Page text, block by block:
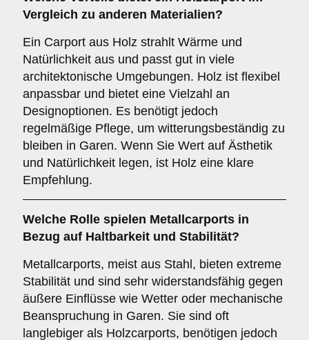
Vergleich zu anderen Materialien?
Ein Carport aus Holz strahlt Wärme und
Natürlichkeit aus und passt gut in viele
architektonische Umgebungen. Holz ist flexibel
anpassbar und bietet eine Vielzahl an
Designoptionen. Es benötigt jedoch
regelmäßige Pflege, um witterungsbeständig zu
bleiben in Garen. Wenn Sie Wert auf Ästhetik
und Natürlichkeit legen, ist Holz eine klare
Empfehlung.
Welche Rolle spielen Metallcarports in
Bezug auf Haltbarkeit und Stabilität?
Metallcarports, meist aus Stahl, bieten extreme
Stabilität und sind sehr widerstandsfähig gegen
äußere Einflüsse wie Wetter oder mechanische
Beanspruchung in Garen. Sie sind oft
langlebiger als Holzcarports, benötigen jedoch